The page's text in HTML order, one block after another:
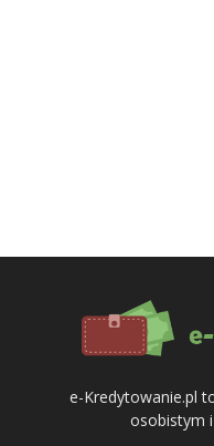
e-Kredytowanie.pl
osobistym